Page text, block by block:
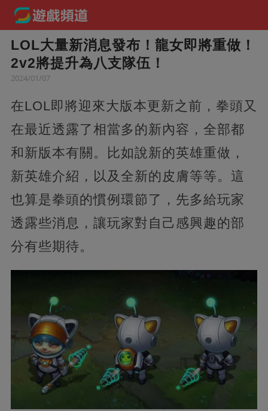
LOL大量新消息發布！龍女即將重做！
2v2將提升為八支隊伍！
2024/01/07
在LOL即將迎來大版本更新之前，拳頭又
在最近透露了相當多的新內容，全部都
和新版本有關。比如說新的英雄重做，
新英雄介紹，以及全新的皮膚等等。這
也算是拳頭的慣例環節了，先多給玩家
透露些消息，讓玩家對自己感興趣的部
分有些期待。